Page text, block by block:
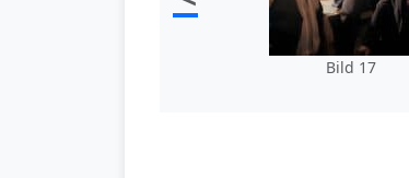
Bild 17